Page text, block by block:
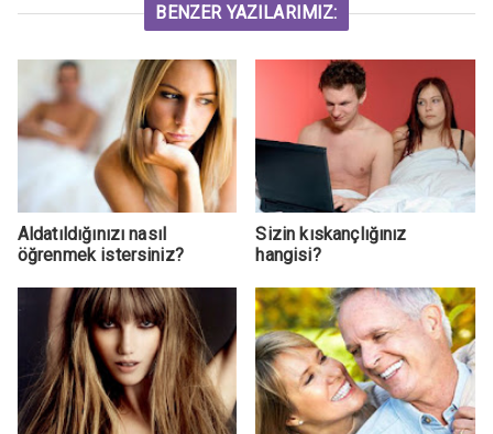
BENZER YAZILARIMIZ:
Aldatıldığınızı nasıl
öğrenmek istersiniz?
Sizin kıskançlığınız
hangisi?